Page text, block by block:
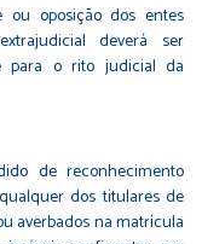
ou oposição dos entes
deverá ser
para o rito judicial da
de reconhecimento
dos titulares de
averbados na matrícula